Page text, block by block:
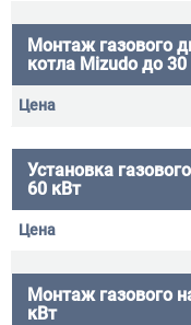
Монтаж газового
котла Mizudo до 30
Установка
60 кВт
Монтаж газового
кВт